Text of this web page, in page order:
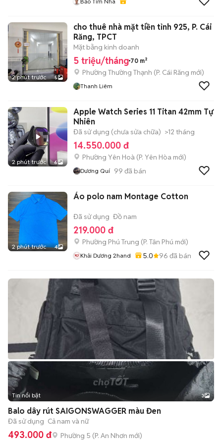
2 phút trước 5
cho thuê nhà mặt tiền tỉnh 925, P. Cái
Răng, TPCT
Mặt bằng kinh doanh
5 triệu/tháng 70 m²
Phường Thường Thạnh (P. Cái Răng mới)
Thanh Liêm
2 phút trước 6
Apple Watch Series 11 Titan 42mm Tự
Nhiên
Đã sử dụng (chưa sửa chữa) >12 tháng
14.550.000 đ
Phường Yên Hoà (P. Yên Hòa mới)
Dương Quí 99 đã bán
2 phút trước 4
Áo polo nam Montage Cotton
Đã sử dụng Đồ nam
219.000 đ
Phường Phú Trung (P. Tân Phú mới)
Khải Dương 2hand 5.0 96 đã bán
Tin nổi bật 3
Balo dây rút SAIGONSWAGGER màu Đen
Đã sử dụng Cả nam và nữ
493.000 đ Phường 5 (P. An Nhơn mới)